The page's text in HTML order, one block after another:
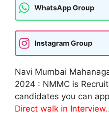
WhatsApp Group
Instagram Group
Navi Mumbai
2024 : NMMC is
candidates you can
Direct walk in Interview.